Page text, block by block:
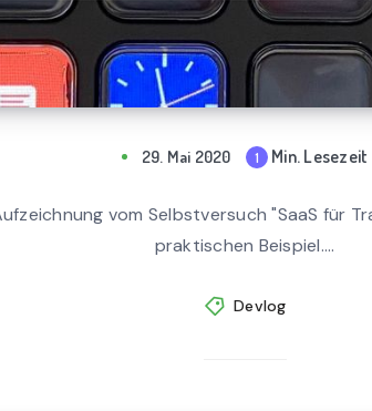
29. Mai 2020
1
d
Min. Lesezeit
vom Selbstversuch "SaaS für
praktischen Beispiel....
Devlog